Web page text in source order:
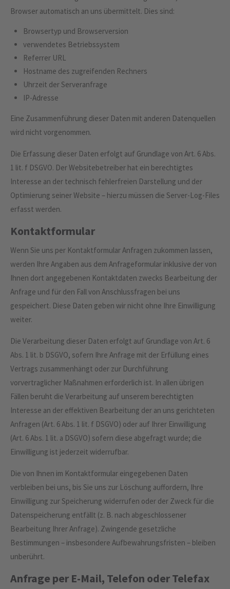
Browser automatisch an uns übermittelt. Dies sind:
Browsertyp und Browserversion
verwendetes Betriebssystem
Referrer URL
Hostname des zugreifenden Rechners
Uhrzeit der Serveranfrage
IP-Adresse
Eine Zusammenführung dieser Daten mit anderen Datenquellen
wird nicht vorgenommen.
Die Erfassung dieser Daten erfolgt auf Grundlage von Art. 6 Abs.
1 lit. f DSGVO. Der Websitebetreiber hat ein berechtigtes
Interesse an der technisch fehlerfreien Darstellung und der
Optimierung seiner Website – hierzu müssen die Server-Log-Files
erfasst werden.
Kontaktformular
Wenn Sie uns per Kontaktformular Anfragen zukommen lassen,
werden Ihre Angaben aus dem Anfrageformular inklusive der von
Ihnen dort angegebenen Kontaktdaten zwecks Bearbeitung der
Anfrage und für den Fall von Anschlussfragen bei uns
gespeichert. Diese Daten geben wir nicht ohne Ihre Einwilligung
weiter.
Die Verarbeitung dieser Daten erfolgt auf Grundlage von Art. 6
Abs. 1 lit. b DSGVO, sofern Ihre Anfrage mit der Erfüllung eines
Vertrags zusammenhängt oder zur Durchführung
vorvertraglicher Maßnahmen erforderlich ist. In allen übrigen
Fällen beruht die Verarbeitung auf unserem berechtigten
Interesse an der effektiven Bearbeitung der an uns gerichteten
Anfragen (Art. 6 Abs. 1 lit. f DSGVO) oder auf Ihrer Einwilligung
(Art. 6 Abs. 1 lit. a DSGVO) sofern diese abgefragt wurde; die
Einwilligung ist jederzeit widerrufbar.
Die von Ihnen im Kontaktformular eingegebenen Daten
verbleiben bei uns, bis Sie uns zur Löschung auffordern, Ihre
Einwilligung zur Speicherung widerrufen oder der Zweck für die
Datenspeicherung entfällt (z. B. nach abgeschlossener
Bearbeitung Ihrer Anfrage). Zwingende gesetzliche
Bestimmungen – insbesondere Aufbewahrungsfristen – bleiben
unberührt.
Anfrage per E-Mail, Telefon oder Telefax